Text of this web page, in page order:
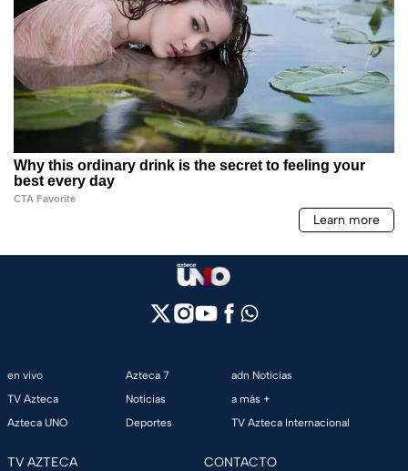
en vivo
TV Azteca
Azteca UNO
Azteca 7
Noticias
Deportes
adn Noticias
a más +
TV Azteca Internacional
TV AZTECA CONTACTO